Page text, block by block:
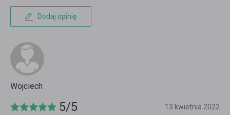
Dodaj opinię
Wojciech
5/5 13 kwietnia 2022